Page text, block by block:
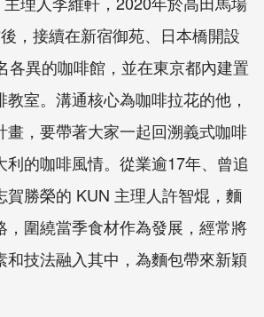
，接續在新宿御苑、日本橋開設
各異的咖啡館，並在東京都內建置
室。溝通核心為咖啡拉花的他，
畫，要帶著大家一起回溯義式咖啡
利的咖啡風情。從業逾17年、曾追
賀勝榮的 KUN 主理人許智焜，麵
，圍繞當季食材作為發展，經常將
和技法融入其中，為麵包帶來新穎